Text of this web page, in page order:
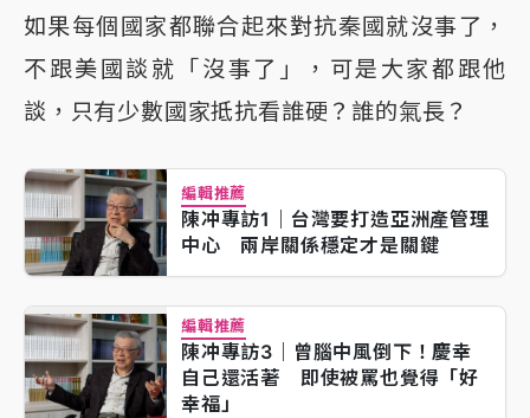
如果每個國家都聯合起來對抗秦國就沒事了，
不跟美國談就「沒事了」，可是大家都跟他
談，只有少數國家抵抗看誰硬？誰的氣長？
編輯推薦
陳冲專訪1｜台灣要打造亞洲產管理
中心 兩岸關係穩定才是關鍵
編輯推薦
陳冲專訪3｜曾腦中風倒下！慶幸
自己還活著 即使被罵也覺得「好
幸福」